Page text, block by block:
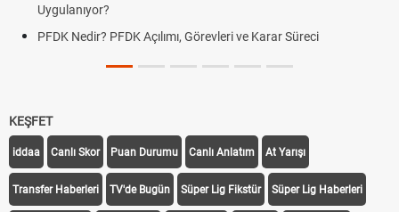
Uygulanıyor?
PFDK Nedir? PFDK Açılımı, Görevleri ve Karar Süreci
KEŞFET
iddaa Canlı Skor Puan Durumu Canlı Anlatım At Yarışı
Transfer Haberleri TV'de Bugün Süper Lig Fikstür Süper Lig Haberleri